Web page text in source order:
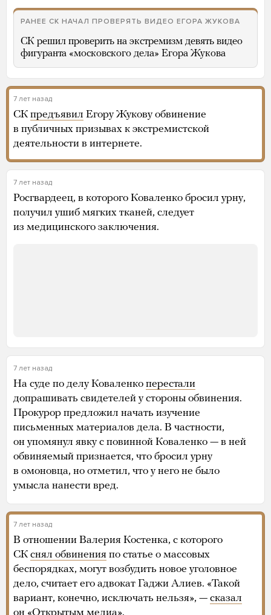
РАНЕЕ СК НАЧАЛ ПРОВЕРЯТЬ ВИДЕО ЕГОРА ЖУКОВА
СК решил проверить на экстремизм девять видео
фигуранта «московского дела» Егора Жукова
7 лет назад
СК предъявил Егору Жукову обвинение
в публичных призывах к экстремистской
деятельности в интернете.
7 лет назад
Росгвардеец, в которого Коваленко бросил урну,
получил ушиб мягких тканей, следует
из медицинского заключения.
7 лет назад
На суде по делу Коваленко перестали
допрашивать свидетелей у стороны обвинения.
Прокурор предложил начать изучение
письменных материалов дела. В частности,
он упомянул явку с повинной Коваленко — в ней
обвиняемый признается, что бросил урну
в омоновца, но отметил, что у него не было
умысла нанести вред.
7 лет назад
В отношении Валерия Костенка, с которого
СК снял обвинения по статье о массовых
беспорядках, могут возбудить новое уголовное
дело, считает его адвокат Гаджи Алиев. «Такой
вариант, конечно, исключать нельзя», — сказал
он «Открытым медиа».